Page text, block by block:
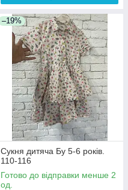
–19%
Сукня дитяча Бу 5-6 років.
110-116
Готово до відправки менше 2
од.